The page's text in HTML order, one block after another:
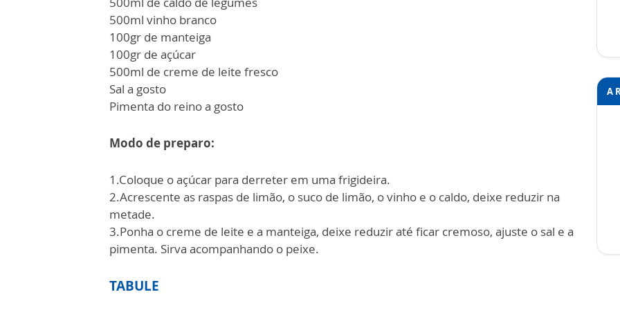
500ml vinho branco
100gr de manteiga
100gr de açúcar
500ml de creme de leite fresco
Sal a gosto
Pimenta do reino a gosto
Modo de preparo:
1.Coloque o açúcar para derreter em uma frigideira.
2.Acrescente as raspas de limão, o suco de limão, o vinho e o caldo, deixe reduzir na
metade.
3.Ponha o creme de leite e a manteiga, deixe reduzir até ficar cremoso, ajuste o sal e a
pimenta. Sirva acompanhando o peixe.
TABULE
A